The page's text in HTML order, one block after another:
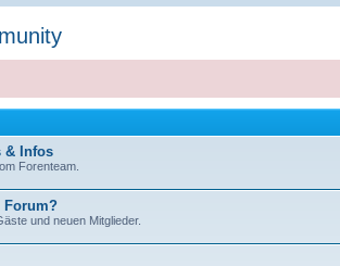
& Infos
Forenteam.
Forum?
und neuen Mitglieder.